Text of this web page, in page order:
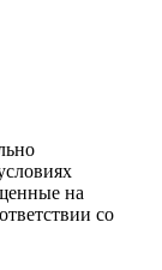
на
со